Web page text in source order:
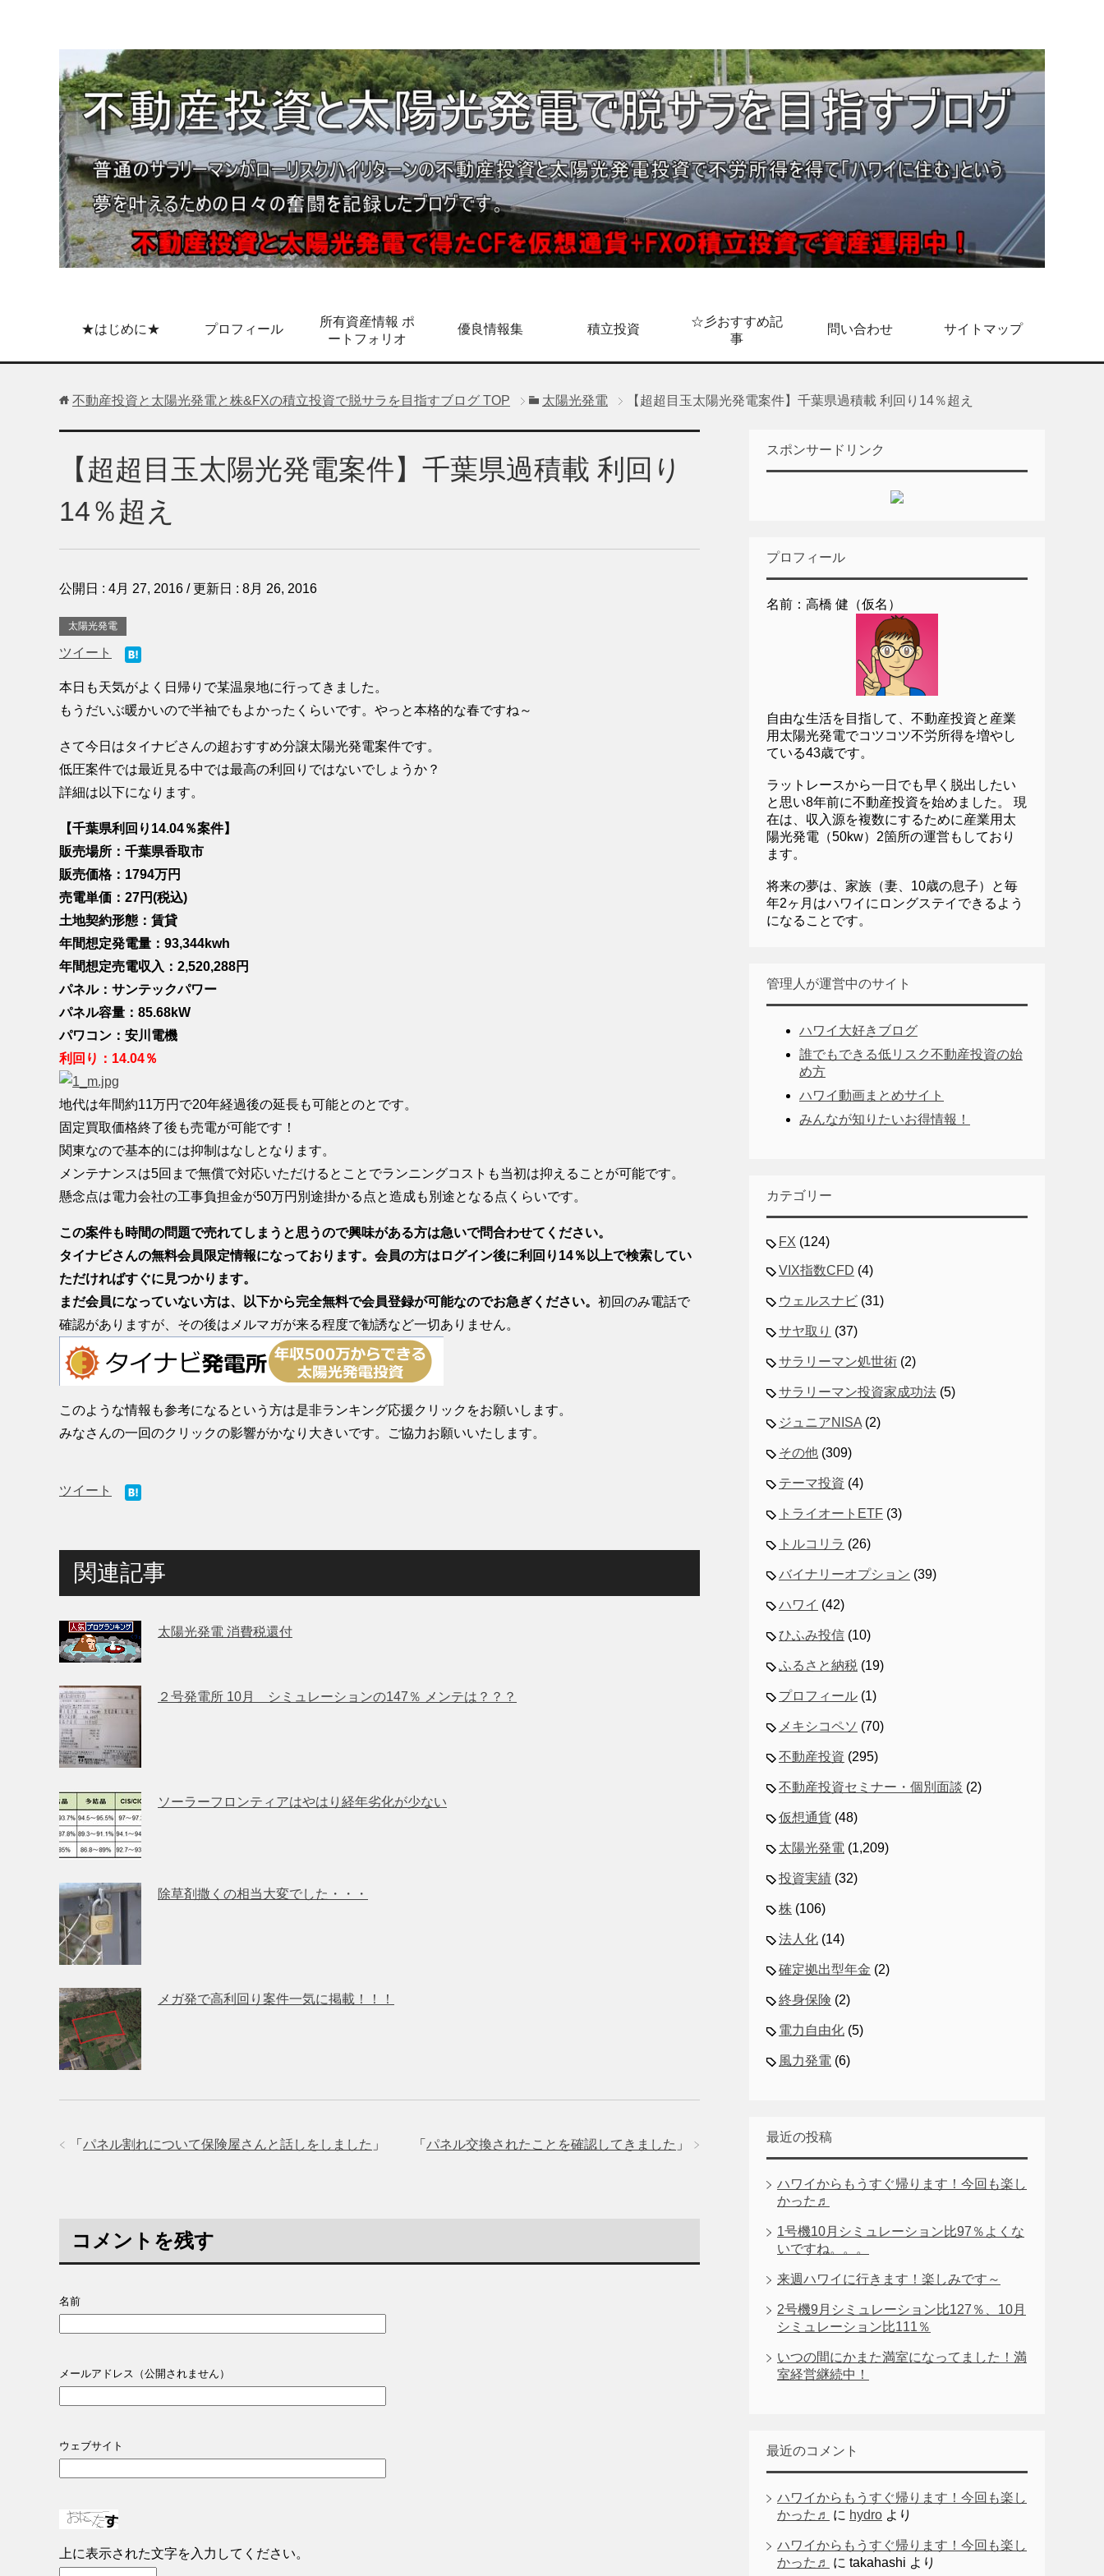
★はじめに★ プロフィール
所有資産情報 ポ
ートフォリオ
優良情報集 積立投資
☆彡おすすめ記
事
問い合わせ サイトマップ
不動産投資と太陽光発電と株&FXの積立投資で脱サラを目指すブログ TOP 太陽光発電 【超超目玉太陽光発電案件】千葉県過積載 利回り14％超え
【超超目玉太陽光発電案件】千葉県過積載 利回り
14％超え
公開日 : 4月 27, 2016 / 更新日 : 8月 26, 2016
太陽光発電
ツイート
本日も天気がよく日帰りで某温泉地に行ってきました。
もうだいぶ暖かいので半袖でもよかったくらいです。やっと本格的な春ですね～
さて今日はタイナビさんの超おすすめ分譲太陽光発電案件です。
低圧案件では最近見る中では最高の利回りではないでしょうか？
詳細は以下になります。
【千葉県利回り14.04％案件】
販売場所：千葉県香取市
販売価格：1794万円
売電単価：27円(税込)
土地契約形態：賃貸
年間想定発電量：93,344kwh
年間想定売電収入：2,520,288円
パネル：サンテックパワー
パネル容量：85.68kW
パワコン：安川電機
利回り：14.04％
地代は年間約11万円で20年経過後の延長も可能とのとです。
固定買取価格終了後も売電が可能です！
関東なので基本的には抑制はなしとなります。
メンテナンスは5回まで無償で対応いただけるとことでランニングコストも当初は抑えることが可能です。
懸念点は電力会社の工事負担金が50万円別途掛かる点と造成も別途となる点くらいです。
この案件も時間の問題で売れてしまうと思うので興味がある方は急いで問合わせてください。
タイナビさんの無料会員限定情報になっております。会員の方はログイン後に利回り14％以上で検索してい
ただければすぐに見つかります。
まだ会員になっていない方は、以下から完全無料で会員登録が可能なのでお急ぎください。 初回のみ電話で
確認がありますが、その後はメルマガが来る程度で勧誘など一切ありません。
このような情報も参考になるという方は是非ランキング応援クリックをお願いします。
みなさんの一回のクリックの影響がかなり大きいです。ご協力お願いいたします。
ツイート
関連記事
太陽光発電 消費税還付
２号発電所 10月 シミュレーションの147％ メンテは？？？
ソーラーフロンティアはやはり経年劣化が少ない
除草剤撒くの相当大変でした・・・
メガ発で高利回り案件一気に掲載！！！
「 パネル交換されたことを確認してきました 」
「 パネル割れについて保険屋さんと話しをしました 」
コメントを残す
名前
メールアドレス（公開されません）
ウェブサイト
上に表示された文字を入力してください。
スポンサードリンク
プロフィール
名前：高橋 健（仮名）
自由な生活を目指して、不動産投資と産業
用太陽光発電でコツコツ不労所得を増やし
ている43歳です。
ラットレースから一日でも早く脱出したい
と思い8年前に不動産投資を始めました。 現
在は、収入源を複数にするために産業用太
陽光発電（50kw）2箇所の運営もしており
ます。
将来の夢は、家族（妻、10歳の息子）と毎
年2ヶ月はハワイにロングステイできるよう
になることです。
管理人が運営中のサイト
ハワイ大好きブログ
誰でもできる低リスク不動産投資の始
め方
ハワイ動画まとめサイト
みんなが知りたいお得情報！
カテゴリー
FX (124)
VIX指数CFD (4)
ウェルスナビ (31)
サヤ取り (37)
サラリーマン処世術 (2)
サラリーマン投資家成功法 (5)
ジュニアNISA (2)
その他 (309)
テーマ投資 (4)
トライオートETF (3)
トルコリラ (26)
バイナリーオプション (39)
ハワイ (42)
ひふみ投信 (10)
ふるさと納税 (19)
プロフィール (1)
メキシコペソ (70)
不動産投資 (295)
不動産投資セミナー・個別面談 (2)
仮想通貨 (48)
太陽光発電 (1,209)
投資実績 (32)
株 (106)
法人化 (14)
確定拠出型年金 (2)
終身保険 (2)
電力自由化 (5)
風力発電 (6)
最近の投稿
ハワイからもうすぐ帰ります！今回も楽し
かった♬
1号機10月シミュレーション比97％よくな
いですね。。。
来週ハワイに行きます！楽しみです～
2号機9月シミュレーション比127％、10月
シミュレーション比111％
いつの間にかまた満室になってました！満
室経営継続中！
最近のコメント
ハワイからもうすぐ帰ります！今回も楽し
かった♬
に hydro より
ハワイからもうすぐ帰ります！今回も楽し
かった♬
に takahashi より